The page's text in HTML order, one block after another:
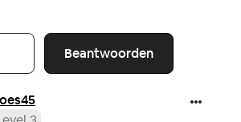
Beantwoorden